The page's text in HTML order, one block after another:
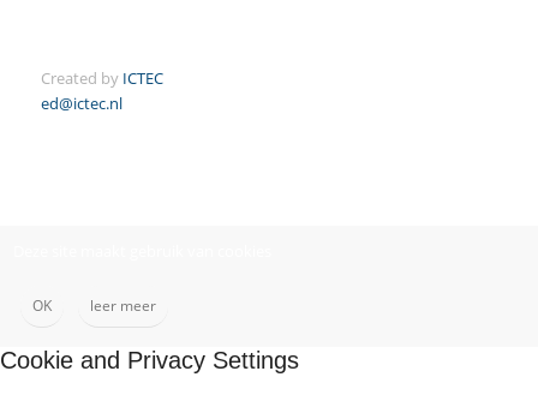
Created by ICTEC
ed@ictec.nl
OK leer meer
Cookie and Privacy Settings